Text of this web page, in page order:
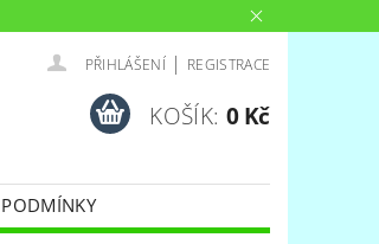
PŘIHLÁŠENÍ | REGISTRACE
KOŠÍK: 0 Kč